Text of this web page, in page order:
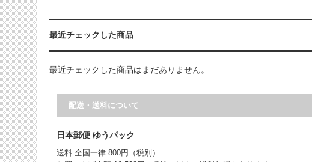
最近チェックした商品
最近チェックした商品はまだありません。
配送・送料について
日本郵便 ゆうパック
送料 全国一律 800円（税別）